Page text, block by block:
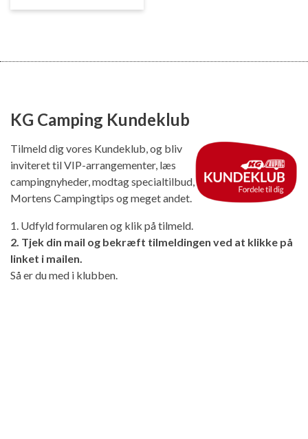
KG Camping Kundeklub
Tilmeld dig vores Kundeklub, og bliv
inviteret til VIP-arrangementer, læs
campingnyheder, modtag specialtilbud,
Mortens Campingtips og meget andet.
1. Udfyld formularen og klik på tilmeld.
2. Tjek din mail og bekræft tilmeldingen ved at klikke på
linket i mailen.
Så er du med i klubben.